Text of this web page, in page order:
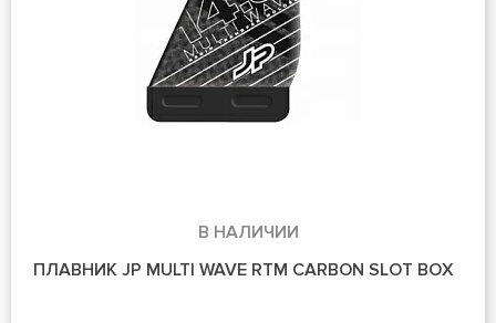
В НАЛИЧИИ
ПЛАВНИК JP MULTI WAVE RTM CARBON SLOT BOX